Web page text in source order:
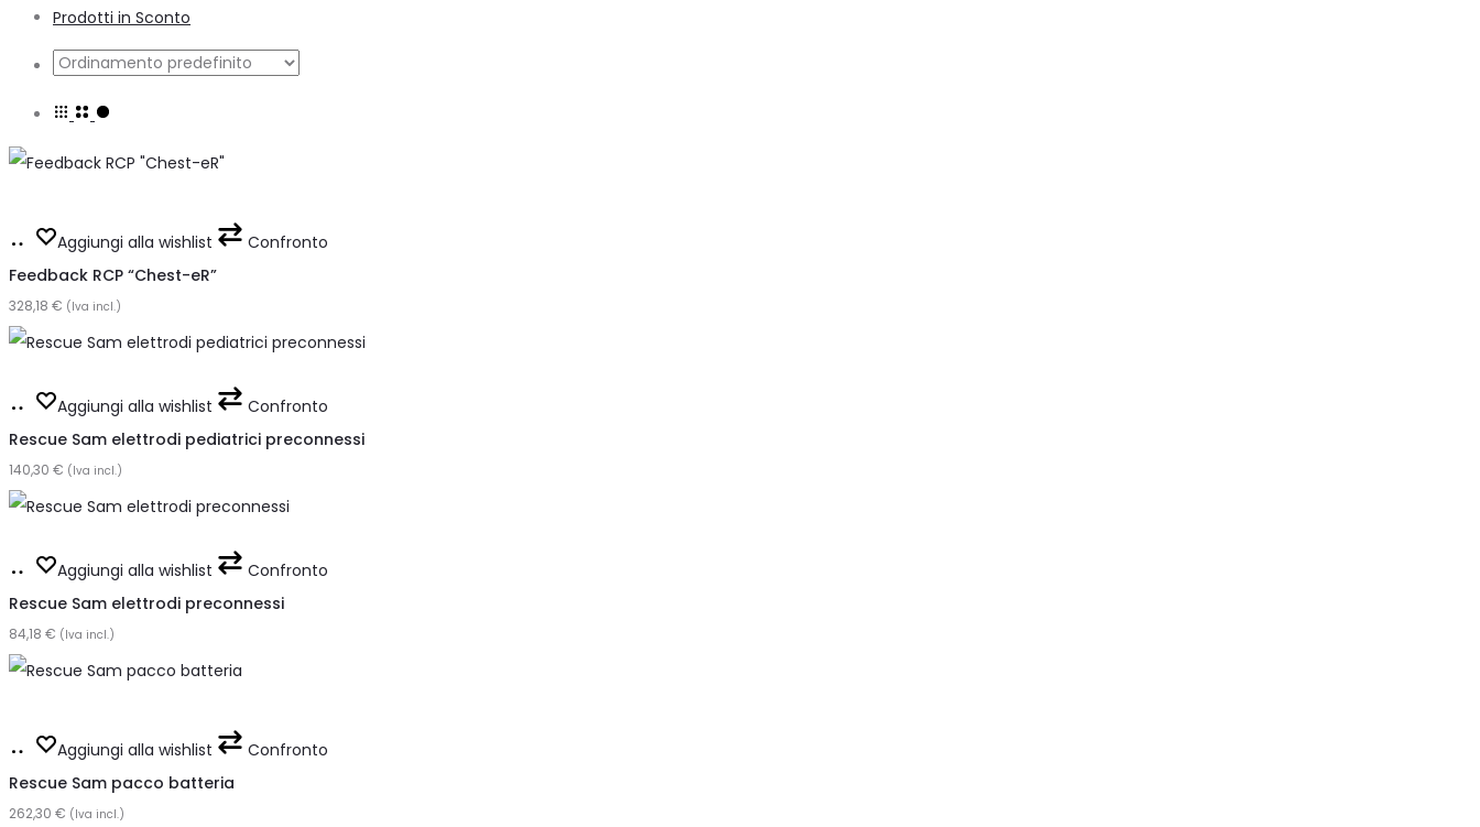
Prodotti in Sconto
Aggiungi
al
carrello
Aggiungi alla wishlist
Confronto
Feedback RCP “Chest-eR”
328,18 € (Iva incl.)
Aggiungi
al
carrello
Aggiungi alla wishlist
Confronto
Rescue Sam elettrodi pediatrici preconnessi
140,30 € (Iva incl.)
Aggiungi
al
carrello
Aggiungi alla wishlist
Confronto
Rescue Sam elettrodi preconnessi
84,18 € (Iva incl.)
Aggiungi
al
carrello
Aggiungi alla wishlist
Confronto
Rescue Sam pacco batteria
262,30 € (Iva incl.)